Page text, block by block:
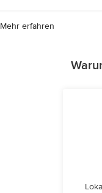
Mehr erfahren